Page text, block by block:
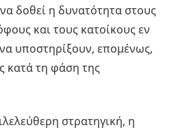
δοθεί η δυνατότητα στους
και τους κατοίκους εν
να υποστηρίξουν, επομένως,
κατά τη φάση της
στρατηγική, η